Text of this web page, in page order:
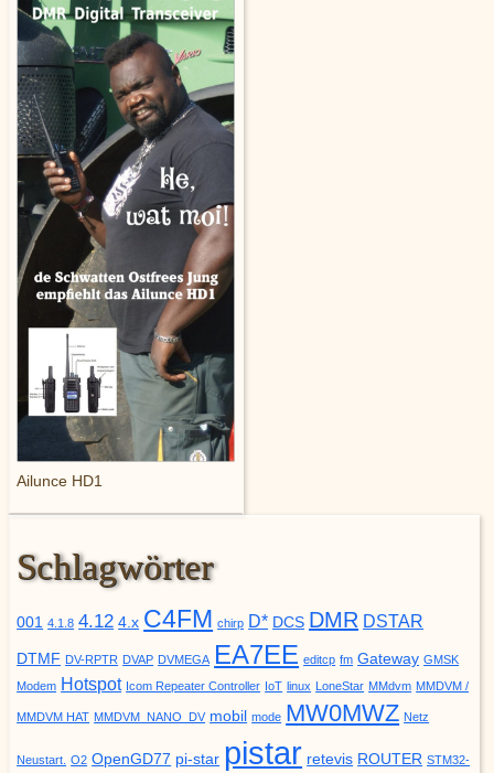
Ailunce HD1
Schlagwörter
001 4.1.8 4.12 4.x C4FM chirp D* DCS DMR DSTAR
DTMF DV-RPTR DVAP DVMEGA EA7EE editcp fm Gateway GMSK
Modem Hotspot Icom Repeater Controller IoT linux LoneStar MMdvm MMDVM /
MMDVM HAT MMDVM_NANO_DV mobil mode MW0MWZ Netz
Neustart. O2 OpenGD77 pi-star pistar retevis ROUTER STM32-